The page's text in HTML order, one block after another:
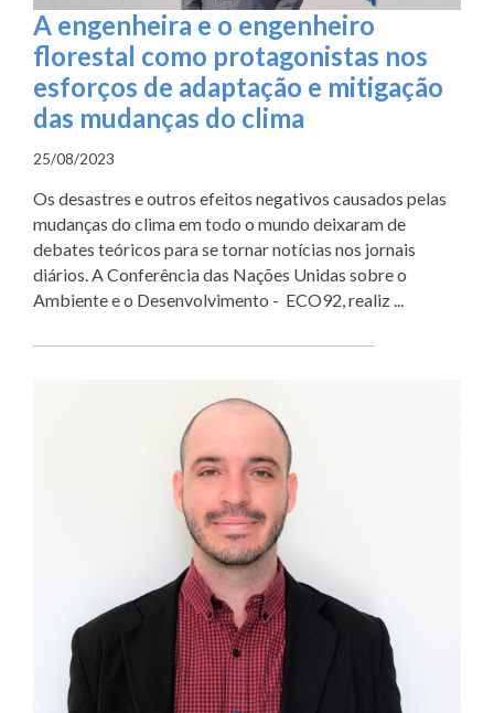
A engenheira e o engenheiro
florestal como protagonistas nos
esforços de adaptação e mitigação
das mudanças do clima
25/08/2023
Os desastres e outros efeitos negativos causados pelas
mudanças do clima em todo o mundo deixaram de
debates teóricos para se tornar notícias nos jornais
diários. A Conferência das Nações Unidas sobre o
Ambiente e o Desenvolvimento - ECO92, realiz ...